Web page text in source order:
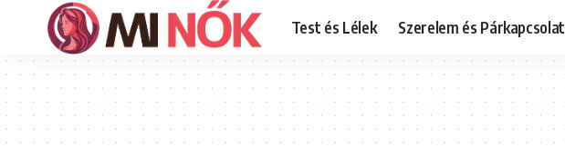
Test és Lélek Szerelem és Párkapcsolat